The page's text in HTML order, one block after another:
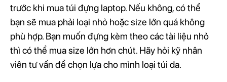
trước khi mua túi đựng laptop. Nếu không, có thể
bạn sẽ mua phải loại nhỏ hoặc size lớn quá không
phù hợp. Bạn muốn đựng kèm theo các tài liệu nhỏ
thì có thể mua size lớn hơn chút. Hãy hỏi kỹ nhân
viên tư vấn để chọn lựa cho mình loại túi da.